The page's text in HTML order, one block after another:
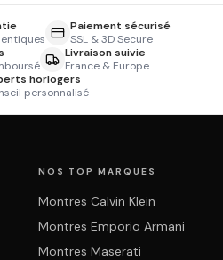
Paiement sécurisé
SSL & 3D Secure
Livraison suivie
France & Europe
horlogers
personnalisé
NOS TOP MARQUES
Montres Calvin Klein
Montres Emporio Armani
Montres Maserati